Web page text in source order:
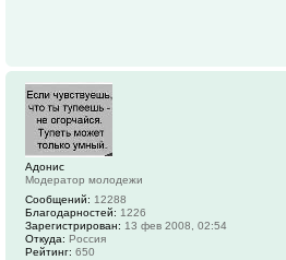
Адонис
Модератор молодежи
Сообщений: 12288
Благодарностей: 1226
Зарегистрирован: 13 фев 2008, 02:54
Откуда: Россия
Рейтинг: 650